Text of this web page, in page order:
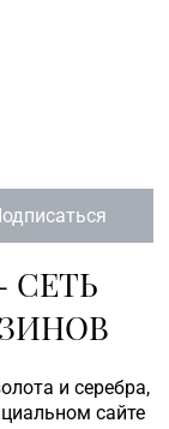
СЕТЬ
и серебра,
сайте